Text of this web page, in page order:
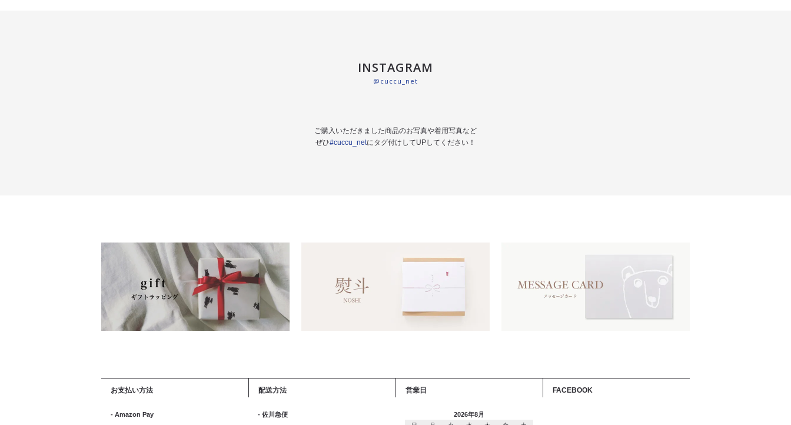
INSTAGRAM
@cuccu_net
ご購入いただきました商品のお写真や着用写真など
ぜひ#cuccu_netにタグ付けしてUPしてください！
お支払い方法
- Amazon Pay
配送方法
- 佐川急便
営業日
2026年8月
FACEBOOK